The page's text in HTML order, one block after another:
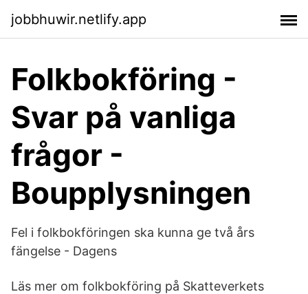
jobbhuwir.netlify.app
Folkbokföring -
Svar på vanliga
frågor -
Boupplysningen
Fel i folkbokföringen ska kunna ge två års
fängelse - Dagens
Läs mer om folkbokföring på Skatteverkets